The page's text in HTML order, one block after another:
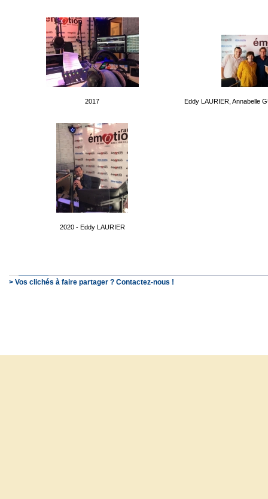
2017 Eddy LAURIER, Annabelle
2020 - Eddy LAURIER
> Vos clichés à faire partager ? Contactez-nous !